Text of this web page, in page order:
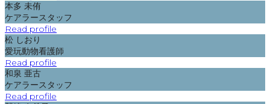
本多 未侑
ケアラースタッフ
Read profile
松 しおり
愛玩動物看護師
Read profile
和泉 亜古
ケアラースタッフ
Read profile